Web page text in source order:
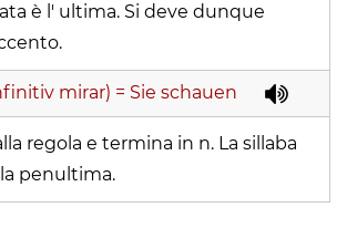
è l' ultima. Si deve dunque
mirar) = Sie schauen
regola e termina in n. La sillaba
penultima.